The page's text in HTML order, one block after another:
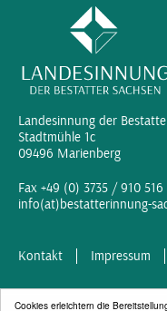
Cookies erleichtern die
Landesinnung der
Stadtmühle 1c
09496 Marienberg
Fax +49 (0) 3735 / 910 516
info(at)bestatterinnung-
Kontakt Impressum